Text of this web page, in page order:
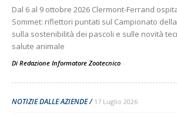
Dal 6 al 9 ottobre 2026 Clermont-Ferrand
Sommet: riflettori puntati sul Campionato
sulla sostenibilità dei pascoli e sulle novità
salute animale
Di Redazione Informatore Zootecnico -
NOTIZIE DALLE AZIENDE 17 Luglio 2026